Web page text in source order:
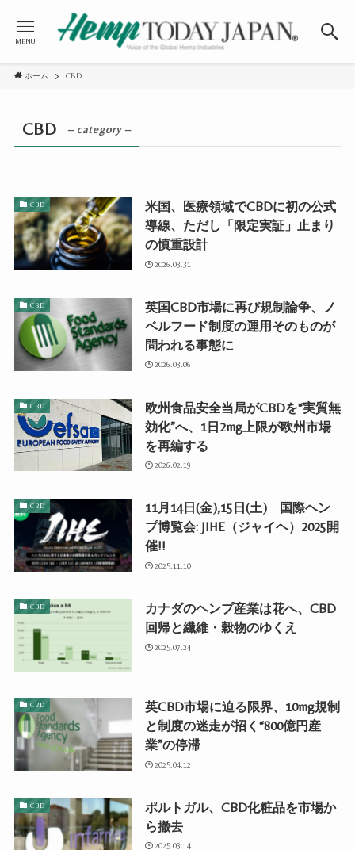
MENU
ホーム CBD
CBD – category –
CBD
米国、医療領域でCBDに初の公式
導線、ただし「限定実証」止まり
の慎重設計
2026.03.31
CBD
英国CBD市場に再び規制論争、ノ
ベルフード制度の運用そのものが
問われる事態に
2026.03.06
CBD
欧州食品安全当局がCBDを“実質無
効化”へ、1日2mg上限が欧州市場
を再編する
2026.02.19
CBD
11月14日(金),15日(土) 国際ヘン
プ博覧会: JIHE（ジャイヘ）2025開
催!!
2025.11.10
CBD
カナダのヘンプ産業は花へ、CBD
回帰と繊維・穀物のゆくえ
2025.07.24
CBD
英CBD市場に迫る限界、10mg規制
と制度の迷走が招く“800億円産
業”の停滞
2025.04.12
CBD
ポルトガル、CBD化粧品を市場か
ら撤去
2025.03.14